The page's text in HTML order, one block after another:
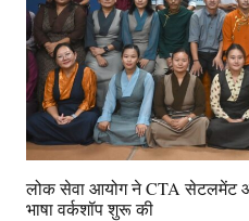
लोक सेवा आयोग ने CTA सेटलमेंट
भाषा वर्कशॉप शुरू की